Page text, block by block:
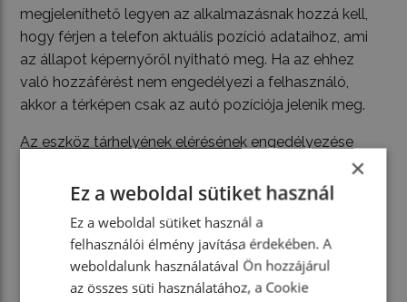
megjeleníthető legyen az alkalmazásnak hozzá kell,
hogy férjen a telefon aktuális pozíció adataihoz, ami
az állapot képernyőről nyitható meg. Ha az ehhez
való hozzáférést nem engedélyezi a felhasználó,
akkor a térképen csak az autó pozíciója jelenik meg.
Az eszköz tárhelyének elérésének engedélyezése
Az eszközön tárolt fényképek, médiatartalmak és
fájlok elérésének engedélyezésére a működéssel
kapcsolatos adatok tárolása miatt van szükség.
Wifi vagy Mobil internet kapcsolat engedélyezése
×
Ez a weboldal sütiket használ
Ez a weboldal sütiket használ a
felhasználói élmény javítása érdekében. A
weboldalunk használatával Ön hozzájárul
az összes süti használatához, a Cookie